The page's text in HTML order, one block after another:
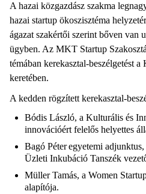
A hazai közgazdász szakma
hazai startup ökoszisztéma
ágazat szakértői szerint bőven van
ügyben. Az MKT Startup
témában kerekasztal-beszélgetést
keretében.
A kedden rögzített kerekasztal-
Bódis László, a Kulturális és
innovációért felelős helyettes
Bagó Péter egyetemi
Üzleti Inkubáció Tanszék
Müller Tamás, a Women
alapítója.